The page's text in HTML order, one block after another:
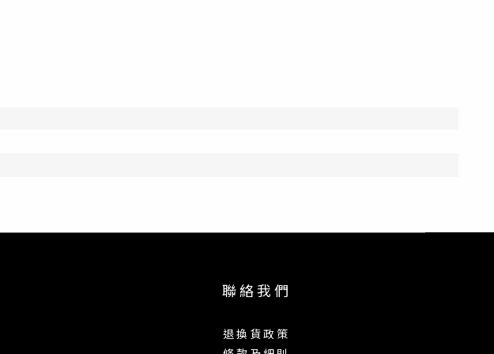
聯 絡 我 們
退 換 貨 政 策